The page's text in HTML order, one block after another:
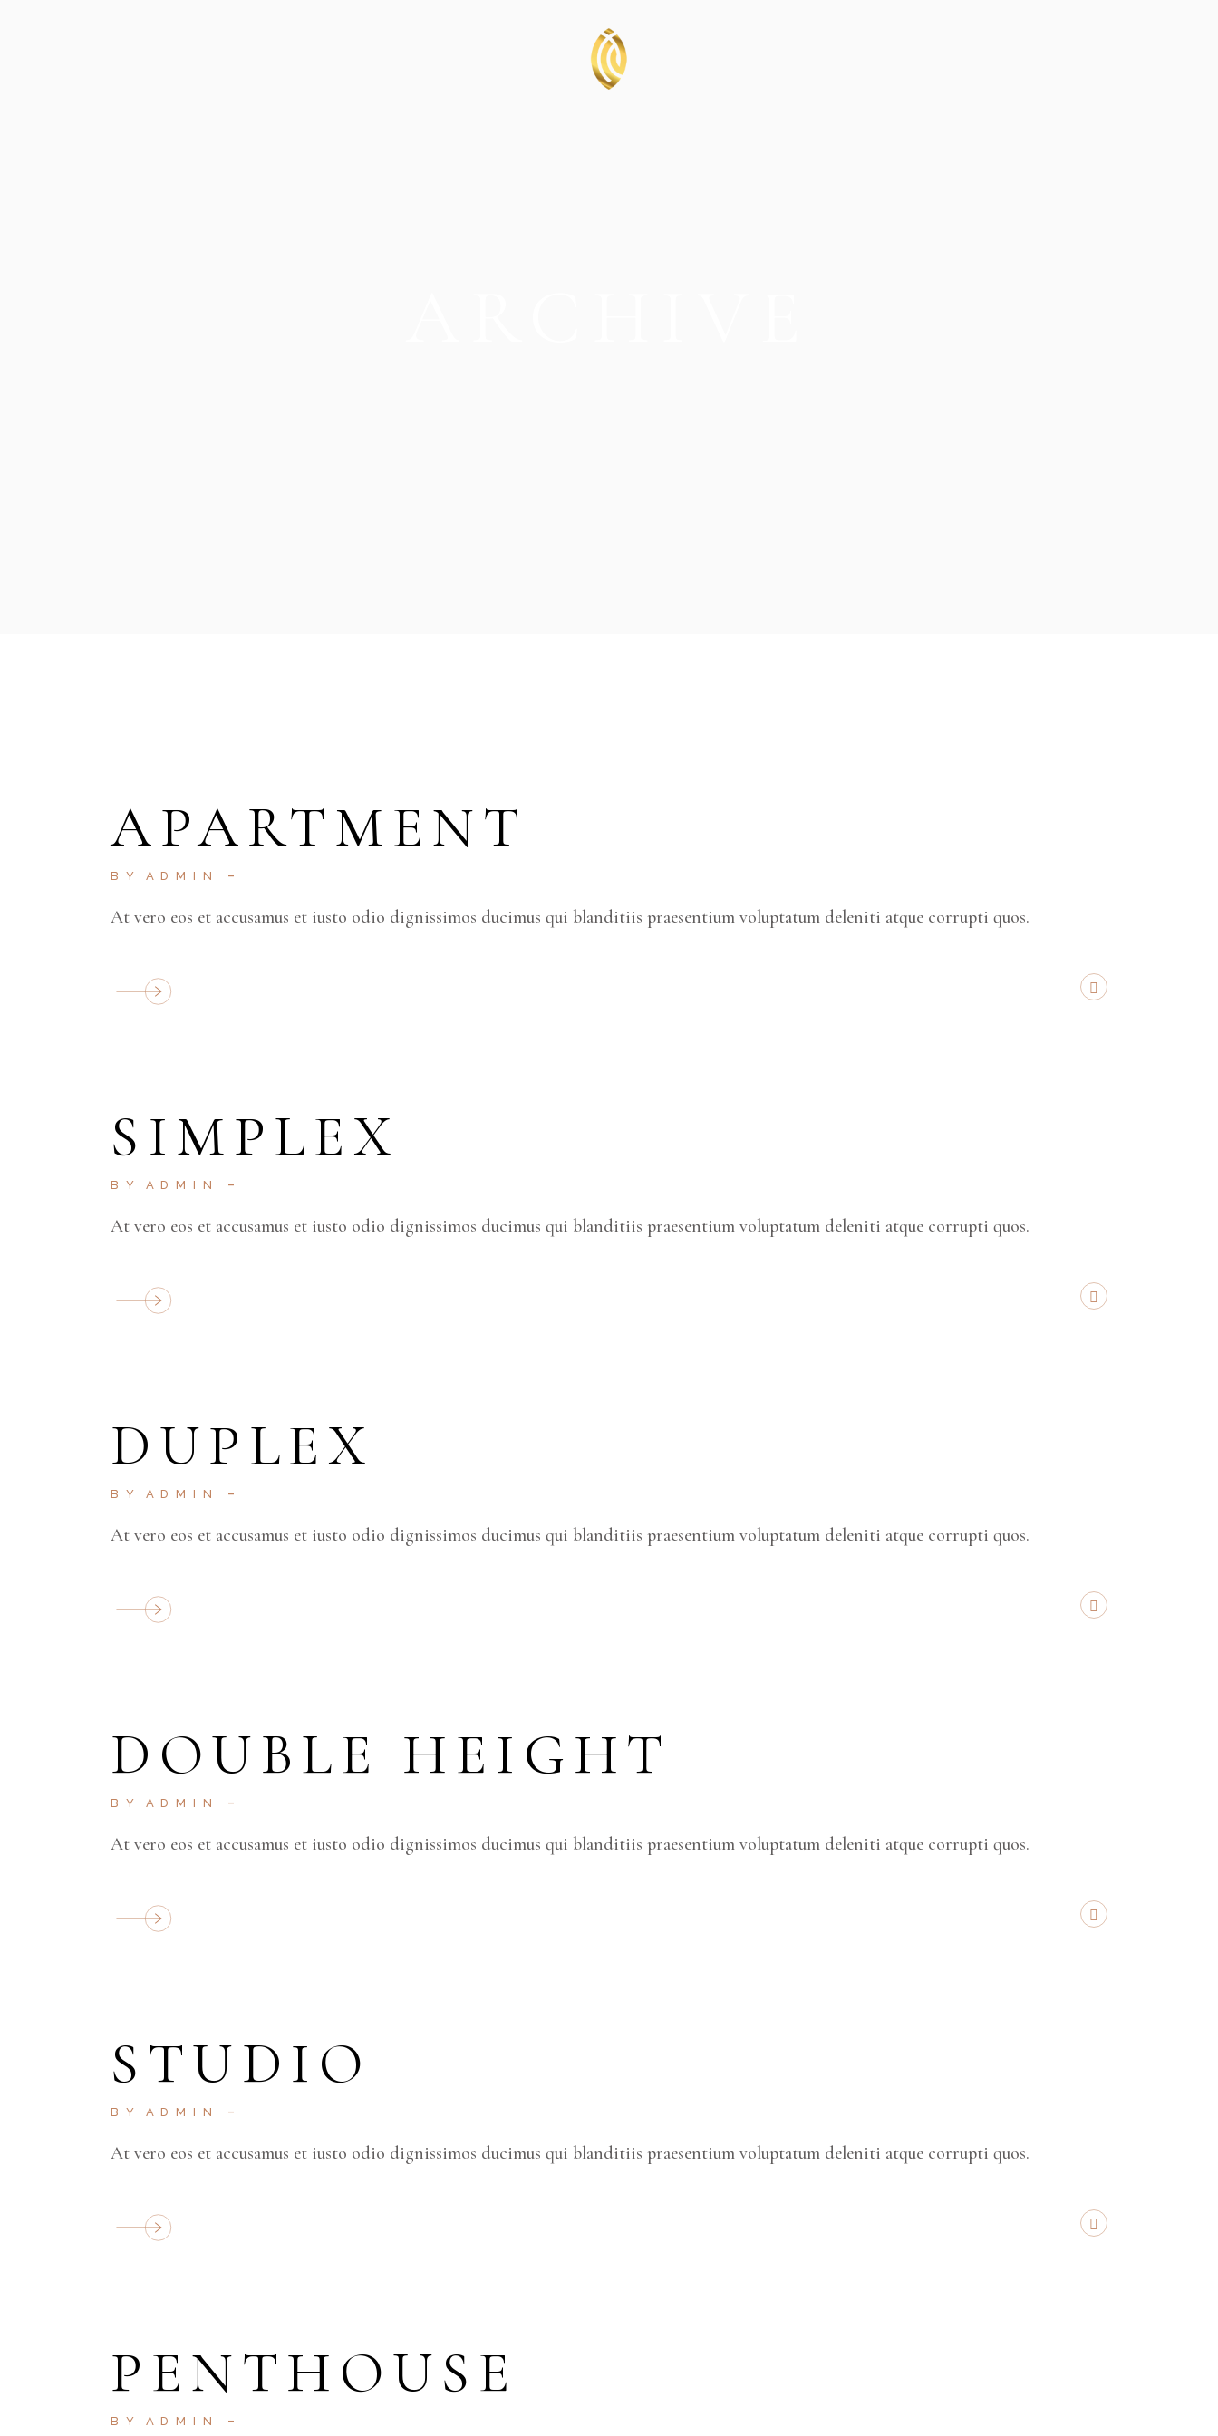
APARTMENT
BY ADMIN
At vero eos et accusamus et iusto odio dignissimos ducimus qui blanditiis praesentium voluptatum deleniti atque corrupti quos.
SIMPLEX
BY ADMIN
At vero eos et accusamus et iusto odio dignissimos ducimus qui blanditiis praesentium voluptatum deleniti atque corrupti quos.
DUPLEX
BY ADMIN
At vero eos et accusamus et iusto odio dignissimos ducimus qui blanditiis praesentium voluptatum deleniti atque corrupti quos.
DOUBLE HEIGHT
BY ADMIN
At vero eos et accusamus et iusto odio dignissimos ducimus qui blanditiis praesentium voluptatum deleniti atque corrupti quos.
STUDIO
BY ADMIN
At vero eos et accusamus et iusto odio dignissimos ducimus qui blanditiis praesentium voluptatum deleniti atque corrupti quos.
PENTHOUSE
BY ADMIN